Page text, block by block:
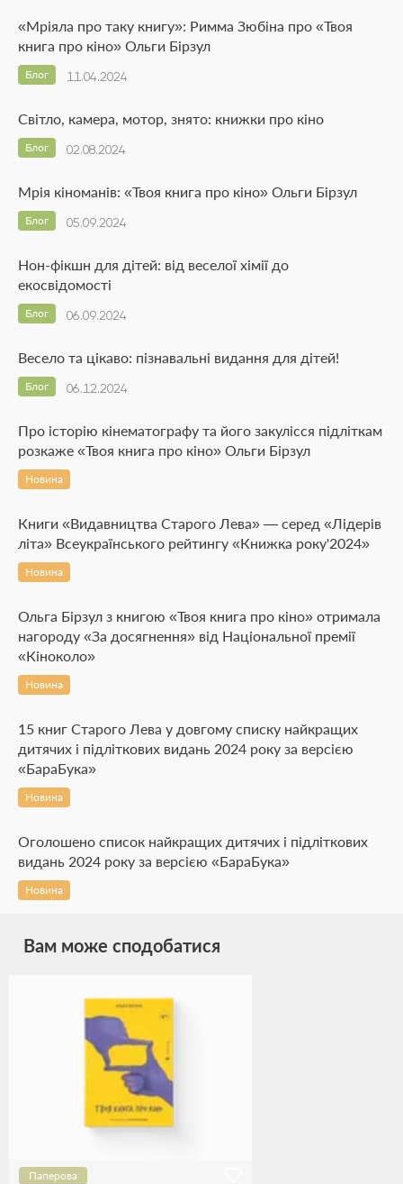
«Мріяла про таку книгу»: Римма Зюбіна про «Твоя
книга про кіно» Ольги Бірзул
11.04.2024
Блог
Світло, камера, мотор, знято: книжки про кіно
02.08.2024
Блог
Мрія кіноманів: «Твоя книга про кіно» Ольги Бірзул
05.09.2024
Блог
Нон-фікшн для дітей: від веселої хімії до
екосвідомості
06.09.2024
Блог
Весело та цікаво: пізнавальні видання для дітей!
06.12.2024
Блог
Про історію кінематографу та його закулісся підліткам
розкаже «Твоя книга про кіно» Ольги Бірзул
Новина
Книги «Видавництва Старого Лева» — серед «Лідерів
літа» Всеукраїнського рейтингу «Книжка року'2024»
Новина
Ольга Бірзул з книгою «Твоя книга про кіно» отримала
нагороду «За досягнення» від Національної премії
«Кіноколо»
Новина
15 книг Старого Лева у довгому списку найкращих
дитячих і підліткових видань 2024 року за версією
«БараБука»
Новина
Оголошено список найкращих дитячих і підліткових
видань 2024 року за версією «БараБука»
Новина
Вам може сподобатися
Паперова